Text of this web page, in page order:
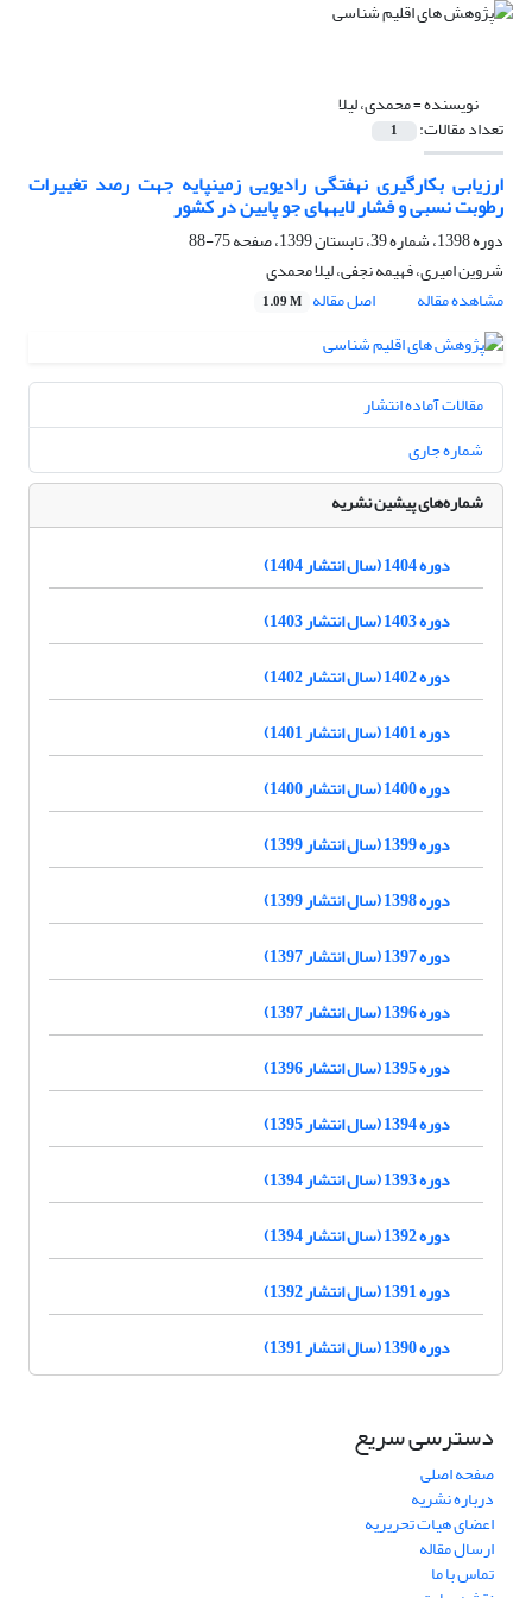
نویسنده =محمدی، لیلا
تعداد مقالات: 1
ارزیابی بکارگیری نهفتگی رادیویی زمینپایه جهت رصد تغییرات
رطوبت نسبی و فشار لایههای جو پایین در کشور
دوره 1398، شماره 39، تابستان 1399، صفحه
75-88
شروین امیری، فهیمه نجفی، لیلا محمدی
مشاهده مقاله
اصل مقاله 1.09 M
مقالات آماده انتشار
شماره جاری
شماره‌های پیشین نشریه
دوره 1404 (سال انتشار 1404)
دوره 1403 (سال انتشار 1403)
دوره 1402 (سال انتشار 1402)
دوره 1401 (سال انتشار 1401)
دوره 1400 (سال انتشار 1400)
دوره 1399 (سال انتشار 1399)
دوره 1398 (سال انتشار 1399)
دوره 1397 (سال انتشار 1397)
دوره 1396 (سال انتشار 1397)
دوره 1395 (سال انتشار 1396)
دوره 1394 (سال انتشار 1395)
دوره 1393 (سال انتشار 1394)
دوره 1392 (سال انتشار 1394)
دوره 1391 (سال انتشار 1392)
دوره 1390 (سال انتشار 1391)
دسترسی سریع
صفحه اصلی
درباره نشریه
اعضای هیات تحریریه
ارسال مقاله
تماس با ما